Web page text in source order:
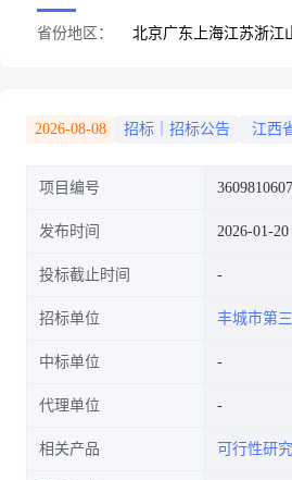
省份地区： 北京广东 上海江苏浙江
2026-08-08 招标｜招标公告 江西
项目编号
发布时间 2026-01-
投标截止时间
招标单位 丰城市第
中标单位
代理单位
相关产品 可行性研